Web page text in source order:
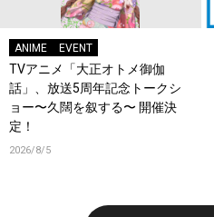
ANIME EVENT
TVアニメ「大正オトメ御伽
話」、放送5周年記念トークシ
ョー〜久闊を叙する〜 開催決
定！
2026/8/5